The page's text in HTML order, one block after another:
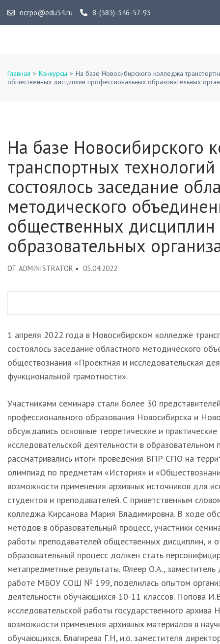
ncrpo@edu54.ru 8-(383)-346-57-93
Главная > Конкурсы > На базе Новосибирского колледжа
общественных дисциплин профессиональных образовательных
На базе Новосибирского
транспортных
состоялось заседание
методического
общественных
образовательных
ОТ ADMINISTRATOR 05.04.2022
1 апреля 2022 года в Новосибирском колледже
состоялось заседание областного методического
обществознания «Проектная и исследовательская
функциональной грамотности».
Участниками семинара стали более 30
профессионального образования Новосибирска и
обсуждались основные теоретические и
исследовательской деятельности в
рассматривались итоги проведения ВПР СПО на
олимпиад по предметам «История» и
возможности применения архивных источников для
студентов и преподавателей. С приветственным
колледжа Кирсанова Мария Владимировна. В ходе
методов в образовательный процесс, участники
работы преподавателей общественных дисциплин, и
образовательный процесс должен стать
метапредметные результаты. Флеер О.А.,
работе МБОУ СОШ № 199, поделилась опытом
деятельности обучающихся 10-11 классов. Попова
исследовательской работы государственного архива
возможности применения архивных материалов в
обучающихся. Благирева Г.Н, и.о. заместителя